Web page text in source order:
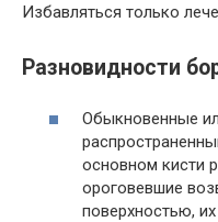
Избавляться только
Разновидности
Обыкновенные
основном кисти
ороговевшие
поверхностью,